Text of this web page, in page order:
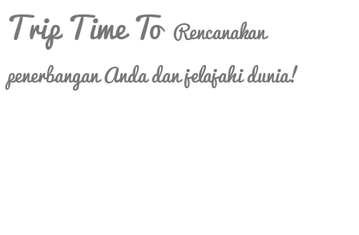
Trip Time To Rencanakan
penerbangan Anda dan jelajahi dunia!